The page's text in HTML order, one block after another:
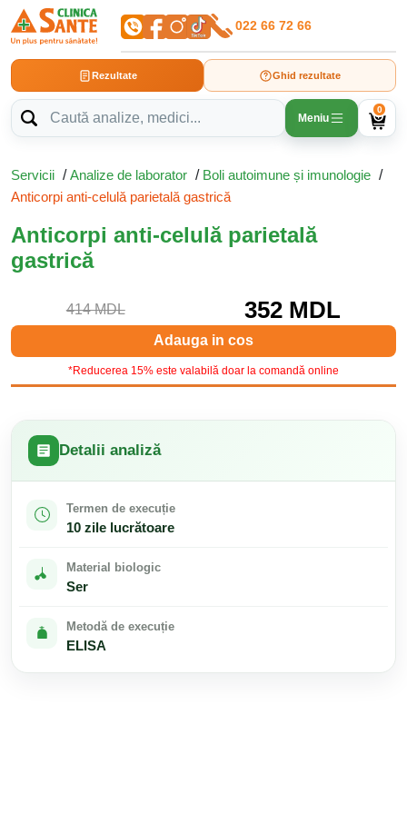
022 66 72 66
Rezultate Ghid rezultate
Meniu
0
Servicii /Analize de laborator / Boli autoimune și imunologie /
Anticorpi anti-celulă parietală gastrică
Anticorpi anti-celulă parietală
gastrică
414 MDL 352 MDL
Adauga in cos
*Reducerea 15% este valabilă doar la comandă online
Detalii analiză
Termen de execuție
10 zile lucrătoare
Material biologic
Ser
Metodă de execuție
ELISA